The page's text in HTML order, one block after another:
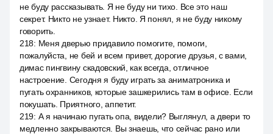
не буду рассказывать. Я не буду ни тихо. Все это наш
секрет. Никто не узнает. Никто. Я понял, я не буду никому
говорить.
218: Меня дверью придавило помогите, помоги,
пожалуйста, не бей и всем привет, дорогие друзья, с вами,
димас пингвину скадовский, как всегда, отличное
настроение. Сегодня я буду играть за аниматроника и
пугать охранников, которые зашкерились там в офисе. Если
покушать. Приятного, аппетит.
219: А я начинаю пугать опа, видели? Выглянул, а двери то
медленно закрываются. Вы знаешь, что сейчас рано или